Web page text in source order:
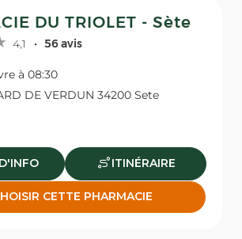
DU TRIOLET - Sète
4,1 56 avis
à 08:30
DE VERDUN 34200 Sete
ITINÉRAIRE
CETTE PHARMACIE